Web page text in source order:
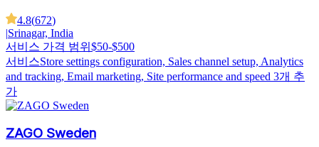
4.8(672)
|Srinagar, India
서비스 가격 범위 $50-$500
서비스Store settings configuration, Sales channel setup, Analytics
and tracking, Email marketing, Site performance and speed 3개 추
가
ZAGO Sweden